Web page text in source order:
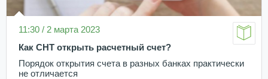
11:30 / 2 марта 2023
Как СНТ открыть расчетный счет?
Порядок открытия счета в разных банках практически
не отличается